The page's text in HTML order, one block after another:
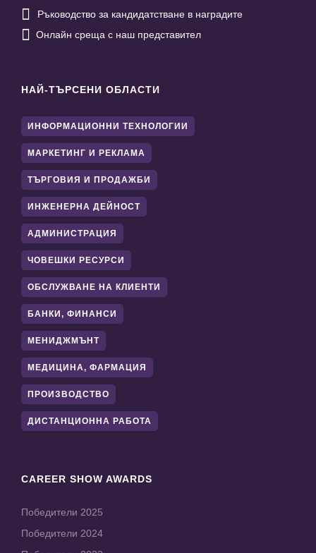

Ръководство за кандидатстване в наградите
 Онлайн среща с наш представител
НАЙ-ТЪРСЕНИ ОБЛАСТИ
ИНФОРМАЦИОННИ ТЕХНОЛОГИИ
МАРКЕТИНГ И РЕКЛАМА
ТЪРГОВИЯ И ПРОДАЖБИ
ИНЖЕНЕРНА ДЕЙНОСТ
АДМИНИСТРАЦИЯ
ЧОВЕШКИ РЕСУРСИ
ОБСЛУЖВАНЕ НА КЛИЕНТИ
БАНКИ, ФИНАНСИ
МЕНИДЖМЪНТ
МЕДИЦИНА, ФАРМАЦИЯ
ПРОИЗВОДСТВО
ДИСТАНЦИОННА РАБОТА
CAREER SHOW AWARDS
Победители 2025
Победители 2024